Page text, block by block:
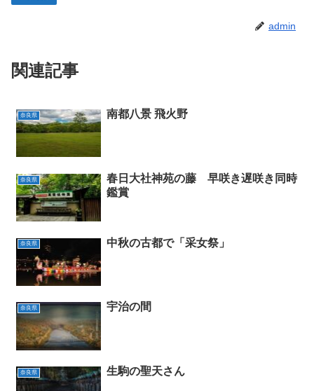
admin
関連記事
奈良県 南都八景 飛火野
奈良県
春日大社神苑の藤 早咲き遅咲き同時
鑑賞
奈良県 中秋の古都で「采女祭」
奈良県 宇治の間
奈良県 生駒の聖天さん